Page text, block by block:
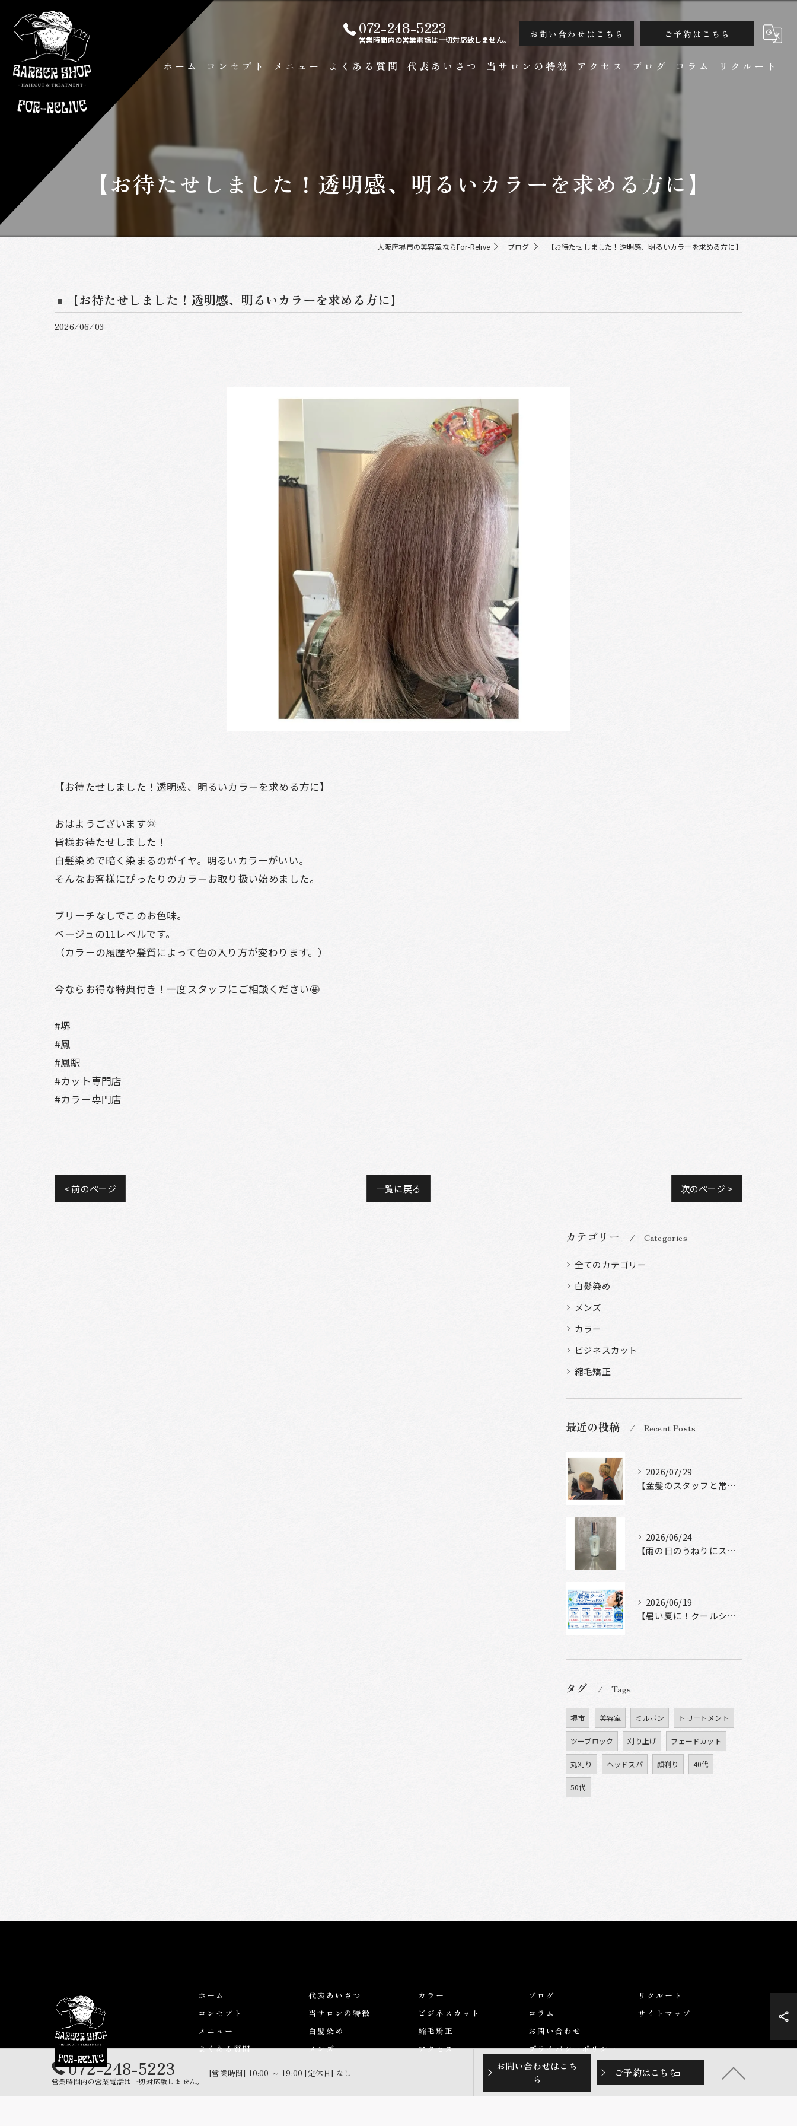
072-248-5223
営業時間内の営業電話は一切対応致しません。 お問い合わせはこちら ご予約はこちら
ホーム コンセプト メニュー よくある質問 代表あいさつ 当サロンの特徴
ビジネスカット
アクセス ブログ コラム リクルート
【お待たせしました！透明感、明るいカラーを求める方に】
大阪府堺市の美容室ならFor-Relive ブログ 【お待たせしました！透明感、明るいカラーを求める方に】
【お待たせしました！透明感、明るいカラーを求める方に】
2026/06/03
【お待たせしました！透明感、明るいカラーを求める方に】
おはようございます🌞
皆様お待たせしました！
白髪染めで暗く染まるのがイヤ。明るいカラーがいい。
そんなお客様にぴったりのカラーお取り扱い始めました。
ブリーチなしでこのお色味。
ベージュの11レベルです。
（カラーの履歴や髪質によって色の入り方が変わります。）
今ならお得な特典付き！一度スタッフにご相談ください🤩
#堺
#鳳
#鳳駅
#カット専門店
#カラー専門店
< 前のページ 一覧に戻る 次のページ >
カテゴリー Categories
全てのカテゴリー
白髪染め
メンズ
カラー
ビジネスカット
縮毛矯正
最近の投稿 Recent Posts
2026/07/29
【金髪のスタッフと常連様ショット】
2026/06/24
【雨の日のうねりにストレートロック】
2026/06/19
【暑い夏に！クールシャンプーヘッドスパ】
タグ Tags
堺市 美容室 ミルボン トリートメント
ツーブロック 刈り上げ フェードカット
丸刈り ヘッドスパ 顔剃り 40代
50代
072-248-5223
営業時間内の営業電話は一切対応致しません。
[営業時間] 10:00 ～ 19:00 [定休日] なし
お問い合わせはこち
ら
ご予約はこちら
ホーム
コンセプト
メニュー
よくある質問
代表あいさつ
当サロンの特徴
白髪染め
メンズ
カラー
ビジネスカット
縮毛矯正
アクセス
ブログ
コラム
お問い合わせ
プライバシーポリシー
リクルート
サイトマップ